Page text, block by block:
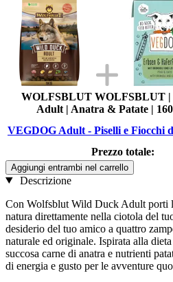
WOLFSBLUT WOLFSBLUT
Adult | Anatra & Patate |
VEGDOG Adult - Piselli e Fiocchi
Prezzo totale:
Aggiungi entrambi nel carrello
Descrizione
Con Wolfsblut Wild Duck Adult porti
natura direttamente nella ciotola del
desiderio del tuo amico a quattro
naturale ed originale. Ispirata alla
succosa carne di anatra e nutrienti
di energia e gusto per le avventure